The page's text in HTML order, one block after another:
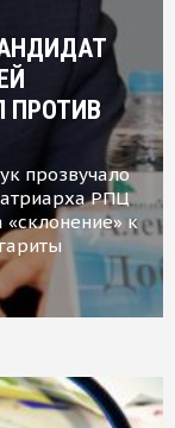
ПРОТИВ
прозвучало
РПЦ
к